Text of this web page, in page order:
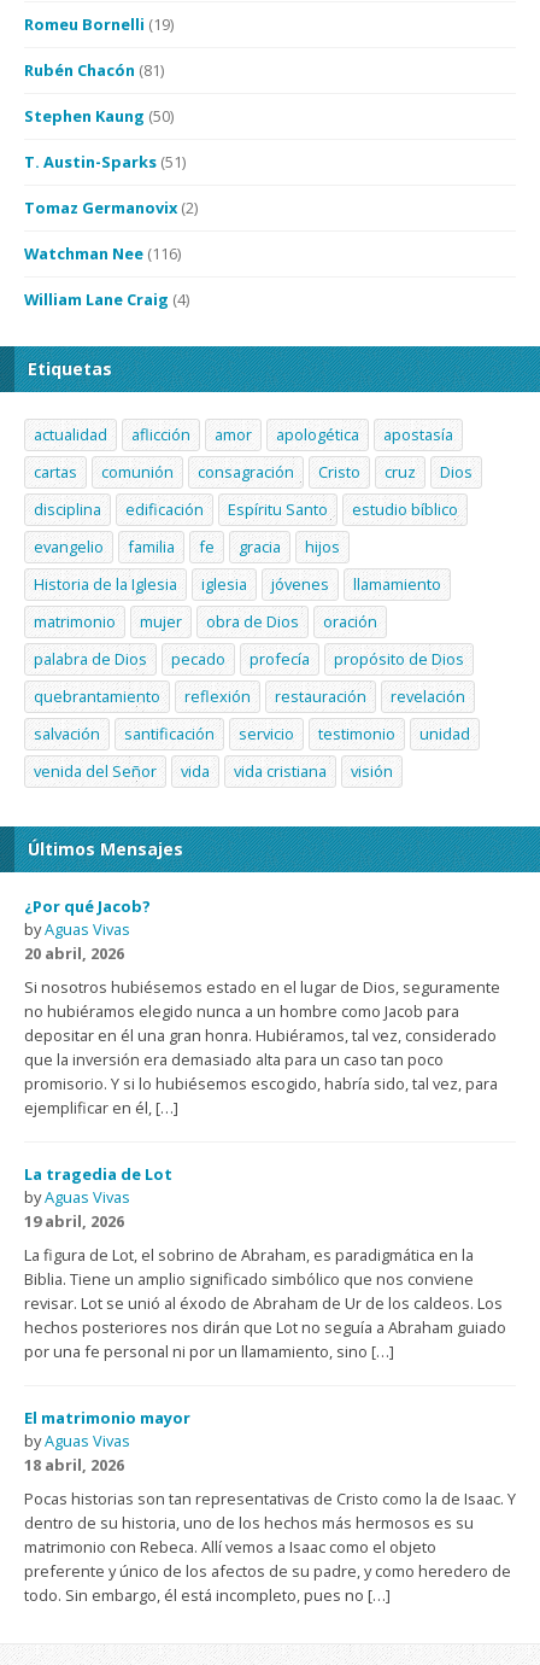
Romeu Bornelli (19)
Rubén Chacón (81)
Stephen Kaung (50)
T. Austin-Sparks (51)
Tomaz Germanovix (2)
Watchman Nee (116)
William Lane Craig (4)
Etiquetas
actualidad aflicción amor apologética
apostasía
cartas
comunión consagración Cristo cruz
Dios
disciplina
edificación Espíritu Santo
estudio bíblico
evangelio
familia fe gracia
hijos
Historia de la Iglesia
iglesia jóvenes
llamamiento
matrimonio
mujer obra de Dios
oración
palabra de Dios
pecado profecía
propósito de Dios
quebrantamiento
reflexión restauración
revelación
salvación
santificación servicio testimonio
unidad
venida del Señor
vida vida cristiana visión
Últimos Mensajes
¿Por qué Jacob?
byAguas Vivas
20 abril, 2026
Si nosotros hubiésemos estado en el lugar de Dios, seguramente
no hubiéramos elegido nunca a un hombre como Jacob para
depositar en él una gran honra. Hubiéramos, tal vez, considerado
que la inversión era demasiado alta para un caso tan poco
promisorio. Y si lo hubiésemos escogido, habría sido, tal vez, para
ejemplificar en él, […]
La tragedia de Lot
byAguas Vivas
19 abril, 2026
La figura de Lot, el sobrino de Abraham, es paradigmática en la
Biblia. Tiene un amplio significado simbólico que nos conviene
revisar. Lot se unió al éxodo de Abraham de Ur de los caldeos. Los
hechos posteriores nos dirán que Lot no seguía a Abraham guiado
por una fe personal ni por un llamamiento, sino […]
El matrimonio mayor
byAguas Vivas
18 abril, 2026
Pocas historias son tan representativas de Cristo como la de Isaac. Y
dentro de su historia, uno de los hechos más hermosos es su
matrimonio con Rebeca. Allí vemos a Isaac como el objeto
preferente y único de los afectos de su padre, y como heredero de
todo. Sin embargo, él está incompleto, pues no […]